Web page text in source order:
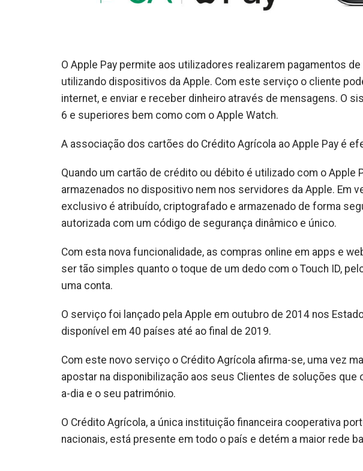
O Apple Pay permite aos utilizadores realizarem pagamentos
utilizando dispositivos da Apple. Com este serviço o cliente
internet, e enviar e receber dinheiro através de mensagens. O
6 e superiores bem como com o Apple Watch.
A associação dos cartões do Crédito Agrícola ao Apple Pay é
Quando um cartão de crédito ou débito é utilizado com o Apple
armazenados no dispositivo nem nos servidores da Apple. Em
exclusivo é atribuído, criptografado e armazenado de forma
autorizada com um código de segurança dinâmico e único.
Com esta nova funcionalidade, as compras online em apps e
ser tão simples quanto o toque de um dedo com o Touch ID,
uma conta.
O serviço foi lançado pela Apple em outubro de 2014 nos
disponível em 40 países até ao final de 2019.
Com este novo serviço o Crédito Agrícola afirma-se, uma vez
apostar na disponibilização aos seus Clientes de soluções
a-dia e o seu património.
O Crédito Agrícola, a única instituição financeira cooperativa
nacionais, está presente em todo o país e detém a maior rede